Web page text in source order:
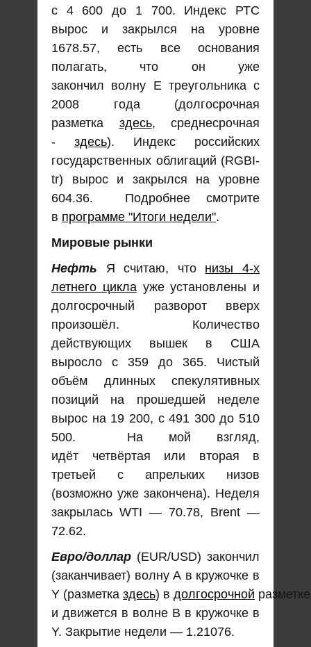
с 4 600 до 1 700. Индекс РТС
вырос и закрылся на уровне
1678.57, есть все основания
полагать, что он уже
закончил волну Е треугольника с
2008 года (долгосрочная
разметка здесь, среднесрочная
- здесь). Индекс российских
государственных облигаций (RGBI-
tr) вырос и закрылся на уровне
604.36. Подробнее смотрите
в программе "Итоги недели".
Мировые рынки
Нефть Я считаю, что низы 4-х
летнего циклауже установлены и
долгосрочный разворот вверх
произошёл. Количество
действующих вышек в США
выросло с 359 до 365. Чистый
объём длинных спекулятивных
позиций на прошедшей неделе
вырос на 19 200, с 491 300 до 510
500. На мой взгляд,
идёт четвёртая или вторая в
третьей с апрельких низов
(возможно уже закончена). Неделя
закрылась WTI — 70.78, Brent —
72.62.
Евро/доллар (EUR/USD) закончил
(заканчивает) волну А в кружочке в
Y (разметка здесь) в долгосрочной
и движется в волне В в кружочке в
Y. Закрытие недели — 1.21076.